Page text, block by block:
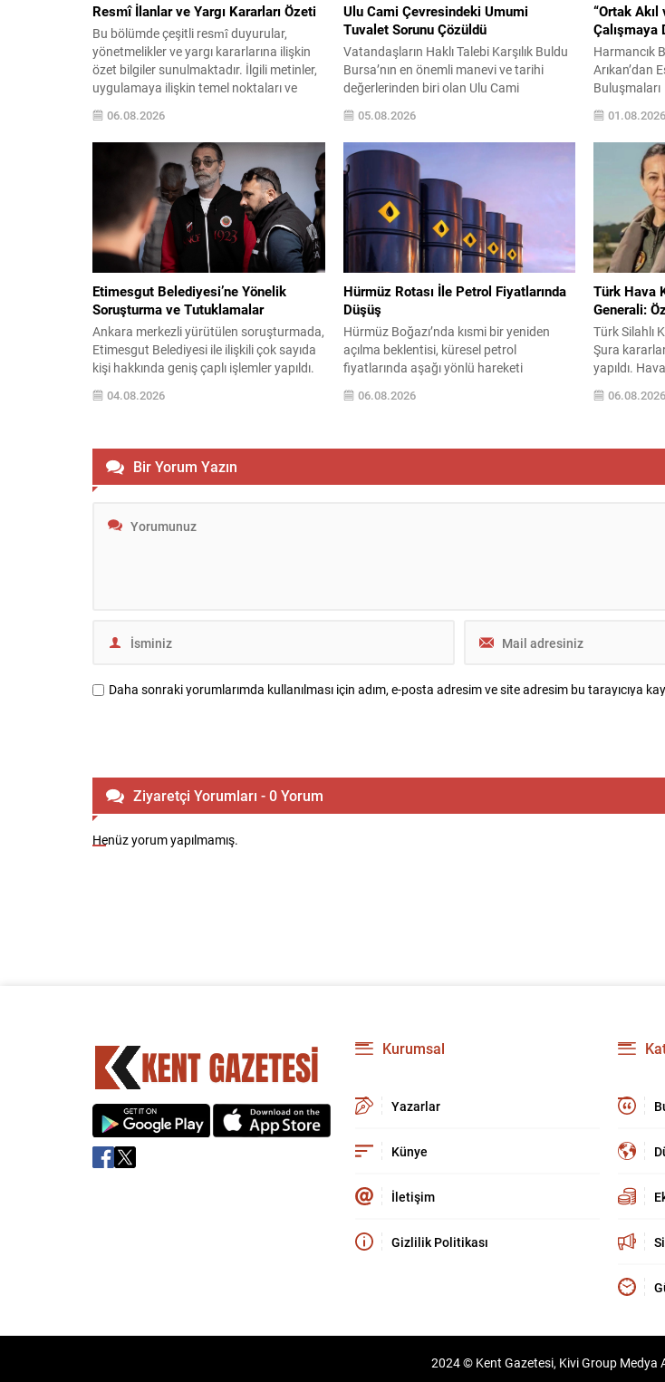
Resmî İlanlar ve Yargı Kararları Özeti
Bu bölümde çeşitli resmî duyurular,
yönetmelikler ve yargı kararlarına ilişkin
özet bilgiler sunulmaktadır. İlgili metinler,
uygulamaya ilişkin temel noktaları ve
yayımlanan düzenlemelerin kısa
açıklamalarını içerir. Aşağıdaki içerik,
farklı kategorilerdeki kararların ve
ilânların kolay okunur biçimde
düzenlenmiş hâlidir. Önemli başlıklar kalın
ve altı çizili şekilde vurgulanmıştır; böylece
dikkat çeken maddeler çabuk...
06.08.2026
Ulu Cami Çevresindeki Umumi
Tuvalet Sorunu Çözüldü
Vatandaşların Haklı Talebi Karşılık Buldu
Bursa’nın en önemli manevi ve tarihi
değerlerinden biri olan Ulu Cami
çevresinde bulunan umumi tuvaletlerin
yatsı namazı sonrasında kapalı tutulması
nedeniyle yaşanan mağduriyet,
kamuoyunda geniş yankı uyandırmasının
ardından çözüme kavuştu. Vatandaşların
ve şehri ziyaret eden yerli ile yabancı
misafirlerin uzun süredir dile getirdiği
sorun, basının...
05.08.2026
“Ortak
Çalışmaya
Harmancık
Arıkan’dan
Yerinde
Dinledi
Belediye
genelinde
ekonomik
yere...
01.08.2026
Etimesgut Belediyesi’ne Yönelik
Soruşturma ve Tutuklamalar
Ankara merkezli yürütülen soruşturmada,
Etimesgut Belediyesi ile ilişkili çok sayıda
kişi hakkında geniş çaplı işlemler yapıldı.
Soruşturma kapsamında düzenlenen eş
zamanlı operasyonlarda belediye
ve iş yerlerinde arama-el koyma işlemleri
gerçekleştirildi. İçişleri Bakanlığı,
tutuklanan belediye başkanı hakkında
04.08.2026
Hürmüz Rotası İle Petrol Fiyatlarında
Düşüş
Hürmüz Boğazı’nda kısmi bir yeniden
açılma beklentisi, küresel petrol
fiyatlarında aşağı yönlü hareketi
sürdürdü. WTI ham petrol üç seanstan
sonra varil başına yaklaşık 73 dolar
06.08.2026
Türk Hava
Generali:
Türk Silahlı
Şura
yapıldı.
Karapınar,
tuğgeneral
06.08.2026
Bir Yorum Yazın
Daha sonraki yorumlarımda kullanılması için adım, e-posta adresim ve site adresim bu tarayıcıya
Ziyaretçi Yorumları - 0 Yorum
Henüz yorum yapılmamış.
Kurumsal
Yazarlar
Künye
İletişim
Gizlilik Politikası
2024 © Kent Gazetesi, Kivi Group Medya